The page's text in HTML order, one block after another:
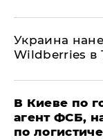
Украина
Wildberries в
В Киеве по
агент ФСБ,
по